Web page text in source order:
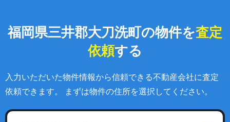
福岡県三井郡大刀洗町の物件を査定
依頼する
入力いただいた物件情報から信頼できる不動産会社に査定
依頼できます。 まずは物件の住所を選択してください。